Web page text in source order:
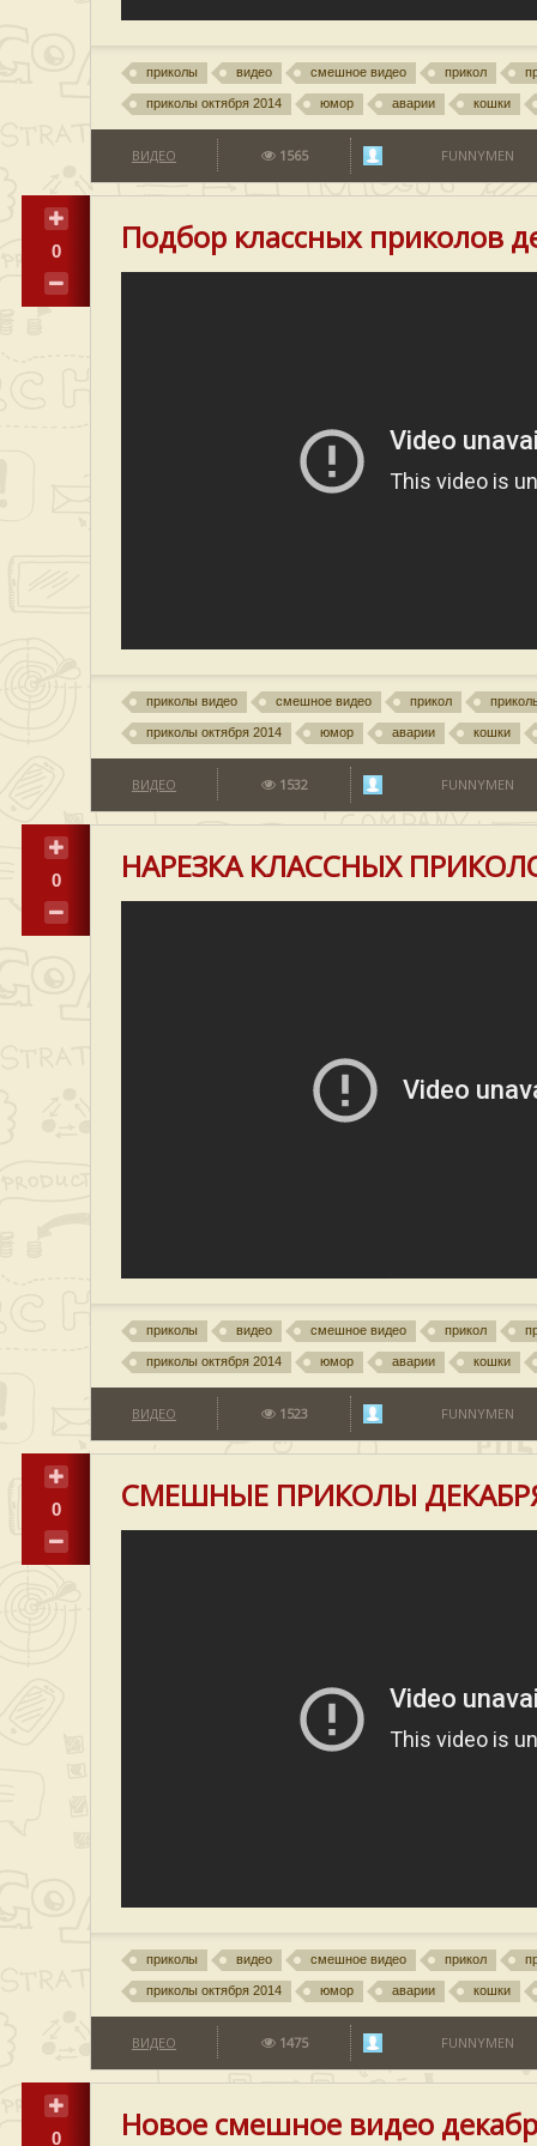
приколы видео смешное видео прикол
приколы октября 2014 юмор аварии кошки
ВИДЕО 1565 FUNNYMEN
0 Подбор классных приколов
приколы видео смешное видео прикол
приколы октября 2014 юмор аварии кошки
ВИДЕО 1532 FUNNYMEN
0 НАРЕЗКА КЛАССНЫХ
приколы видео смешное видео прикол
приколы октября 2014 юмор аварии кошки
ВИДЕО 1523 FUNNYMEN
0 СМЕШНЫЕ ПРИКОЛЫ
приколы видео смешное видео прикол
приколы октября 2014 юмор аварии кошки
ВИДЕО 1475 FUNNYMEN
0 Новое смешное видео